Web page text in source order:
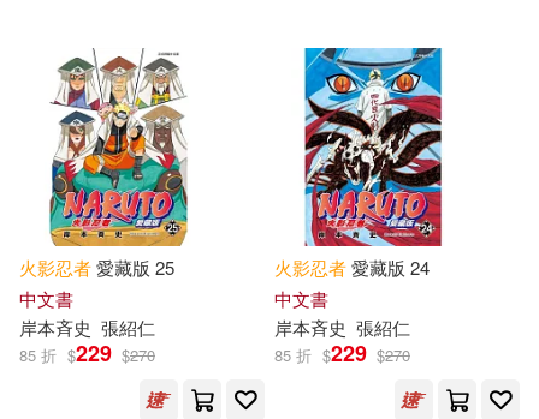
火影忍者愛藏版 25
中文書
岸本斉史 張紹仁
85 折 $229 $270
火影忍者愛藏版 24
中文書
岸本斉史 張紹仁
85 折 $229 $270